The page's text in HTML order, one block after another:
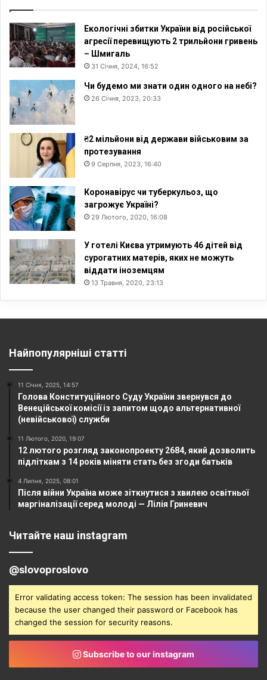
Екологічні збитки України від російської
агресії перевищують 2 трильйони гривень
– Шмигаль
31 Січня, 2024, 16:52
Чи будемо ми знати один одного на небі?
26 Січня, 2023, 20:33
₴2 мільйони від держави військовим за
протезування
9 Серпня, 2023, 16:40
Коронавірус чи туберкульоз, що
загрожує Україні?
29 Лютого, 2020, 16:08
У готелі Києва утримують 46 дітей від
сурогатних матерів, яких не можуть
віддати іноземцям
13 Травня, 2020, 23:13
Найпопулярніші статті
11 Січня, 2025, 14:57
Голова Конституційного Суду України звернувся до
Венеційської комісії із запитом щодо альтернативної
(невійськової) служби
11 Лютого, 2020, 19:07
12 лютого розгляд законопроекту 2684, який дозволить
підліткам з 14 років міняти стать без згоди батьків
4 Липня, 2025, 08:01
Після війни Україна може зіткнутися з хвилею освітньої
маргіналізації серед молоді — Лілія Гриневич
Читайте наш instagram
@slovoproslovo
Error validating access token: The session has been invalidated
because the user changed their password or Facebook has
changed the session for security reasons.
Subscribe to our instagram